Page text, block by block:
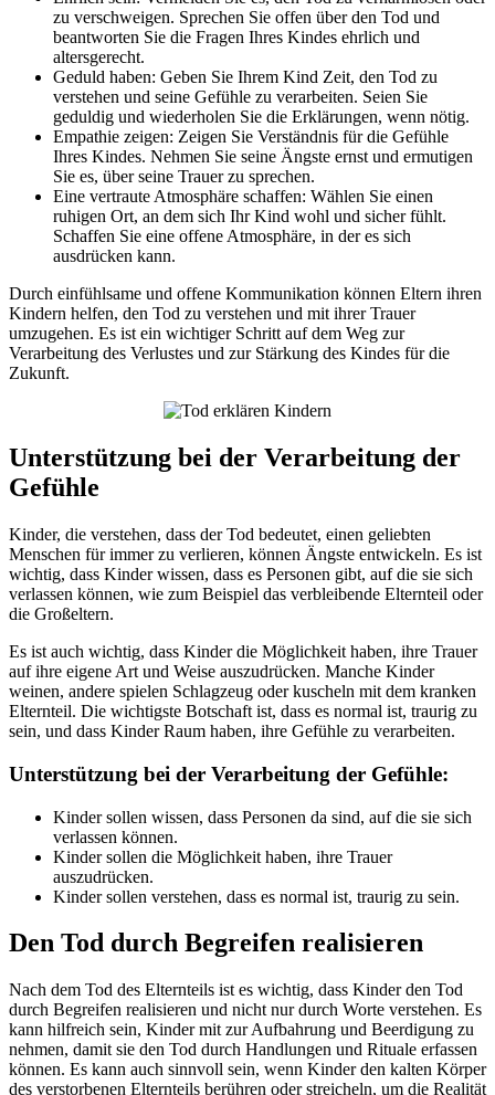
zu verschweigen. Sprechen Sie offen über den Tod und
beantworten Sie die Fragen Ihres Kindes ehrlich und
altersgerecht.
Geduld haben: Geben Sie Ihrem Kind Zeit, den Tod zu
verstehen und seine Gefühle zu verarbeiten. Seien Sie
geduldig und wiederholen Sie die Erklärungen, wenn nötig.
Empathie zeigen: Zeigen Sie Verständnis für die Gefühle
Ihres Kindes. Nehmen Sie seine Ängste ernst und ermutigen
Sie es, über seine Trauer zu sprechen.
Eine vertraute Atmosphäre schaffen: Wählen Sie einen
ruhigen Ort, an dem sich Ihr Kind wohl und sicher fühlt.
Schaffen Sie eine offene Atmosphäre, in der es sich
ausdrücken kann.
Durch einfühlsame und offene Kommunikation können Eltern ihren
Kindern helfen, den Tod zu verstehen und mit ihrer Trauer
umzugehen. Es ist ein wichtiger Schritt auf dem Weg zur
Verarbeitung des Verlustes und zur Stärkung des Kindes für die
Zukunft.
Unterstützung bei der Verarbeitung der
Gefühle
Kinder, die verstehen, dass der Tod bedeutet, einen geliebten
Menschen für immer zu verlieren, können Ängste entwickeln. Es ist
wichtig, dass Kinder wissen, dass es Personen gibt, auf die sie sich
verlassen können, wie zum Beispiel das verbleibende Elternteil oder
die Großeltern.
Es ist auch wichtig, dass Kinder die Möglichkeit haben, ihre Trauer
auf ihre eigene Art und Weise auszudrücken. Manche Kinder
weinen, andere spielen Schlagzeug oder kuscheln mit dem kranken
Elternteil. Die wichtigste Botschaft ist, dass es normal ist, traurig zu
sein, und dass Kinder Raum haben, ihre Gefühle zu verarbeiten.
Unterstützung bei der Verarbeitung der Gefühle:
Kinder sollen wissen, dass Personen da sind, auf die sie sich
verlassen können.
Kinder sollen die Möglichkeit haben, ihre Trauer
auszudrücken.
Kinder sollen verstehen, dass es normal ist, traurig zu sein.
Den Tod durch Begreifen realisieren
Nach dem Tod des Elternteils ist es wichtig, dass Kinder den Tod
durch Begreifen realisieren und nicht nur durch Worte verstehen. Es
kann hilfreich sein, Kinder mit zur Aufbahrung und Beerdigung zu
nehmen, damit sie den Tod durch Handlungen und Rituale erfassen
können. Es kann auch sinnvoll sein, wenn Kinder den kalten Körper
des verstorbenen Elternteils berühren oder streicheln, um die Realität